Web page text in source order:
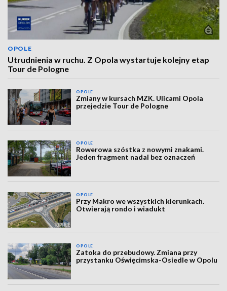
OPOLE
Utrudnienia w ruchu. Z Opola wystartuje kolejny etap
Tour de Pologne
OPOLE
Zmiany w kursach MZK. Ulicami Opola
przejedzie Tour de Pologne
OPOLE
Rowerowa szóstka z nowymi znakami.
Jeden fragment nadal bez oznaczeń
OPOLE
Przy Makro we wszystkich kierunkach.
Otwierają rondo i wiadukt
OPOLE
Zatoka do przebudowy. Zmiana przy
przystanku Oświęcimska-Osiedle w Opolu